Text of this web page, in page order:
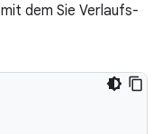
dem Sie Verlaufs-